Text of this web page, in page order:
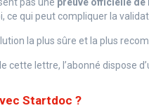
ce qui peut compliquer la
la plus sûre et la plus
cette lettre, l’abonné
Startdoc ?